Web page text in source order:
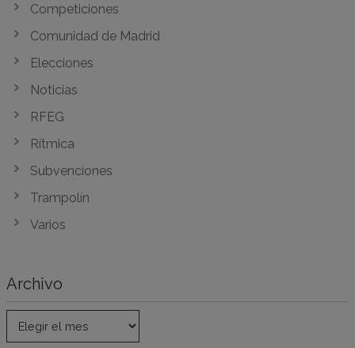
Competiciones
Comunidad de Madrid
Elecciones
Noticias
RFEG
Rítmica
Subvenciones
Trampolín
Varios
Archivo